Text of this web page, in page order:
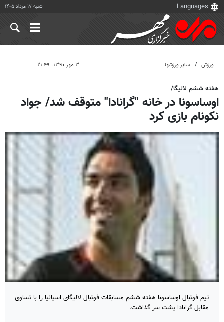
شنبه ۱۷ مرداد ۱۴۰۵
ورزش سایر ورزشها ۳ مهر ۱۳۹۰، ۲۱:۴۹
هفته ششم لالیگا/
اوساسونا در خانه "گرانادا" متوقف شد/ جواد
نکونام بازی کرد
تیم فوتبال اوساسونا هفته ششم مسابقات فوتبال لالیگای اسپانیا را با تساوی
مقابل گرانادا پشت سر گذاشت.